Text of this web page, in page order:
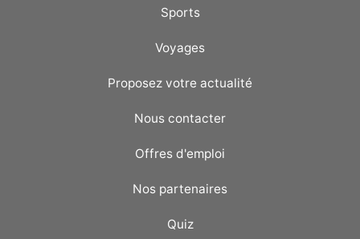
Sports
Voyages
Proposez votre actualité
Nous contacter
Offres d'emploi
Nos partenaires
Quiz